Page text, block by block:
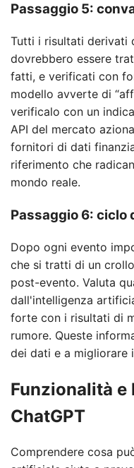
Passaggio 5:
Tutti i risultati derivati
dovrebbero essere
fatti, e verificati con
modello avverte di
verificalo con un
API del mercato
fornitori di dati
riferimento che
mondo reale.
Passaggio 6: ciclo
Dopo ogni evento
che si tratti di un
post-evento. Valuta
dall'intelligenza
forte con i risultati di
rumore. Queste
dei dati e a migliorare
Funzionalità
ChatGPT
Comprendere cosa